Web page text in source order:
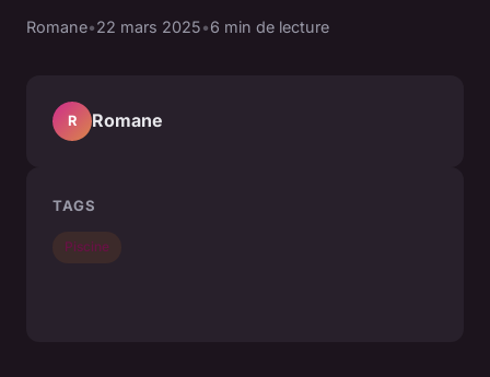
Romane•22 mars 2025•6 min de lecture
R Romane
TAGS
Piscine